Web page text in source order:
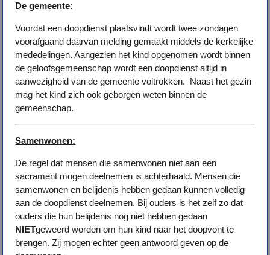
De gemeente:
Voordat een doopdienst plaatsvindt wordt twee zondagen
voorafgaand daarvan melding gemaakt middels de kerkelijke
mededelingen. Aangezien het kind opgenomen wordt binnen
de geloofsgemeenschap wordt een doopdienst altijd in
aanwezigheid van de gemeente voltrokken. Naast het gezin
mag het kind zich ook geborgen weten binnen de
gemeenschap.
Samenwonen:
De regel dat mensen die samenwonen niet aan een
sacrament mogen deelnemen is achterhaald. Mensen die
samenwonen en belijdenis hebben gedaan kunnen volledig
aan de doopdienst deelnemen. Bij ouders is het zelf zo dat
ouders die hun belijdenis nog niet hebben gedaan
NIETgeweerd worden om hun kind naar het doopvont te
brengen. Zij mogen echter geen antwoord geven op de